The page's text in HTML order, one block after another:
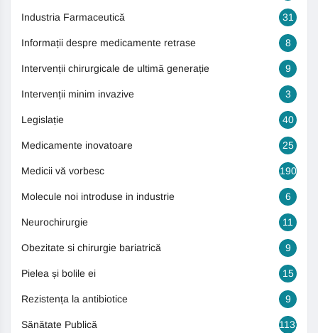
Industria Farmaceutică 31
Informații despre medicamente retrase 8
Intervenții chirurgicale de ultimă generație 9
Intervenții minim invazive 3
Legislație 40
Medicamente inovatoare 25
Medicii vă vorbesc 190
Molecule noi introduse in industrie 6
Neurochirurgie 11
Obezitate si chirurgie bariatrică 9
Pielea și bolile ei 15
Rezistența la antibiotice 9
Sănătate Publică 1131